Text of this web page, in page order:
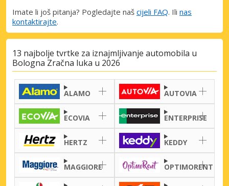
Imate li još pitanja? Pogledajte naš cijeli FAQ. Ili nas
kontaktirajte.
13 najbolje tvrtke za iznajmljivanje automobila u
Bologna Zračna luka u 2026
ALAMO AUTOVIA
ECOVIA ENTERPRISE
HERTZ KEDDY
MAGGIORE OPTIMORENT
Posebni popusti
Pristupite ekskluzivnim ponudama naših
dobavljača
Prijava putem eLinka